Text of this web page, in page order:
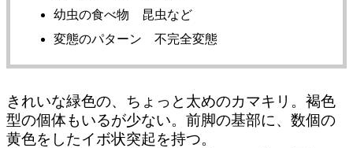
幼虫の食べ物 昆虫など
変態のパターン 不完全変態
きれいな緑色の、ちょっと太めのカマキリ。褐色
型の個体もいるが少ない。前脚の基部に、数個の
黄色をしたイボ状突起を持つ。